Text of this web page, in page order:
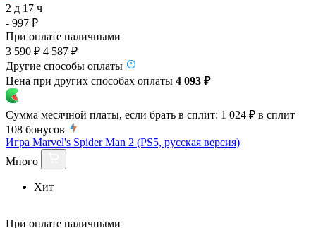
2 д 17 ч
- 997 ₽
При оплате наличными
3 590 ₽ 4 587 ₽
Другие способы оплаты
Цена при других способах оплаты 4 093 ₽
Сумма месячной платы, если брать в сплит: 1 024 ₽ в сплит
108 бонусов
Игра Marvel's Spider Man 2 (PS5, русская версия)
Много
Хит
При оплате наличными